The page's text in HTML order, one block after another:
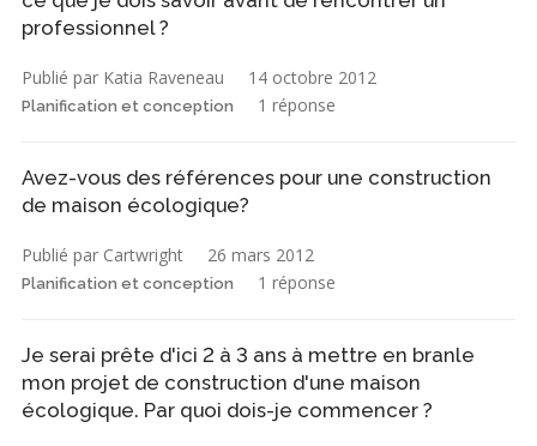
professionnel ?
Publié par Katia Raveneau 14 octobre 2012
Planification et conception 1 réponse
Avez-vous des références pour une construction
de maison écologique?
Publié par Cartwright 26 mars 2012
Planification et conception 1 réponse
Je serai prête d'ici 2 à 3 ans à mettre en branle
mon projet de construction d'une maison
écologique. Par quoi dois-je commencer ?